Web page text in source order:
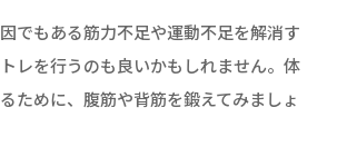
でもある筋力不足や運動不足を解消す
レを行うのも良いかもしれません。体
ために、腹筋や背筋を鍛えてみましょ